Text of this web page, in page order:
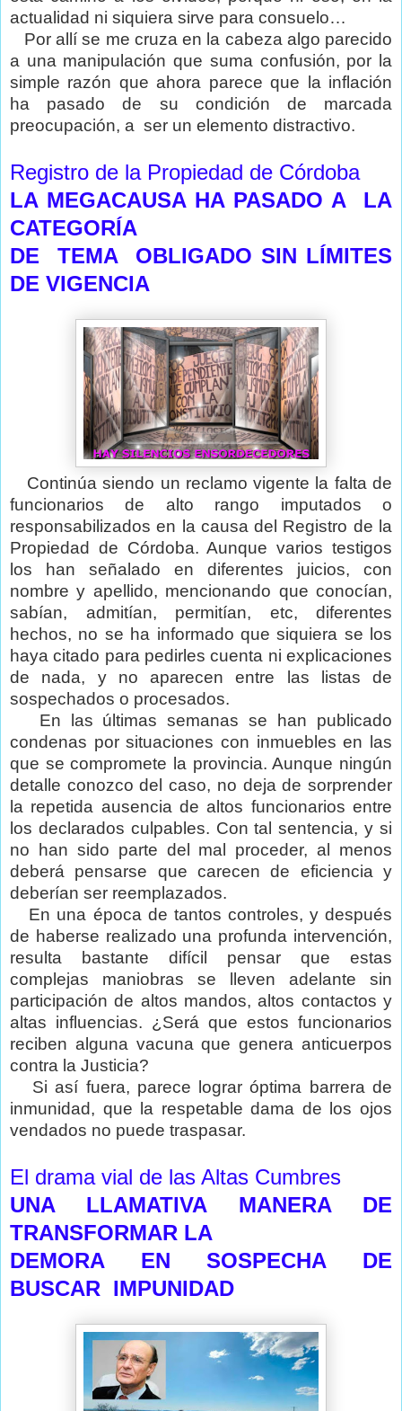
actualidad ni siquiera sirve para consuelo…
Por allí se me cruza en la cabeza algo parecido
a una manipulación que suma confusión, por la
simple razón que ahora parece que la inflación
ha pasado de su condición de marcada
preocupación, a ser un elemento distractivo.
Registro de la Propiedad de Córdoba
LA MEGACAUSA HA PASADO A
LA
CATEGORÍA
DE TEMA OBLIGADO SIN LÍMITES
DE VIGENCIA
Continúa siendo un reclamo vigente la falta de
funcionarios de alto rango imputados o
responsabilizados en la causa del Registro de la
Propiedad de Córdoba. Aunque varios testigos
los han señalado en diferentes juicios, con
nombre y apellido, mencionando que conocían,
sabían, admitían, permitían, etc, diferentes
hechos, no se ha informado que siquiera se los
haya citado para pedirles cuenta ni explicaciones
de nada, y no aparecen entre las listas de
sospechados o procesados.
En las últimas semanas se han publicado
condenas por situaciones con inmuebles en las
que se compromete la provincia. Aunque ningún
detalle conozco del caso, no deja de sorprender
la repetida ausencia de altos funcionarios entre
los declarados culpables. Con tal sentencia, y si
no han sido parte del mal proceder, al menos
deberá pensarse que carecen de eficiencia y
deberían ser reemplazados.
En una época de tantos controles, y después
de haberse realizado una profunda intervención,
resulta bastante difícil pensar que estas
complejas maniobras se lleven adelante sin
participación de altos mandos, altos contactos y
altas influencias. ¿Será que estos funcionarios
reciben alguna vacuna que genera anticuerpos
contra la Justicia?
Si así fuera, parece lograr óptima barrera de
inmunidad, que la respetable dama de los ojos
vendados no puede traspasar.
El drama vial de las Altas Cumbres
UNA LLAMATIVA MANERA DE
TRANSFORMAR LA
DEMORA EN SOSPECHA DE
BUSCAR IMPUNIDAD